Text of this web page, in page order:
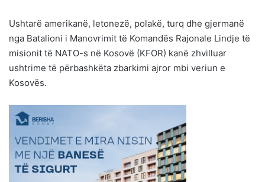
Ushtarë amerikanë, letonezë, polakë, turq dhe gjermanë
nga Batalioni i Manovrimit të Komandës Rajonale Lindje të
misionit të NATO-s në Kosovë (KFOR) kanë zhvilluar
ushtrime të përbashkëta zbarkimi ajror mbi veriun e
Kosovës.